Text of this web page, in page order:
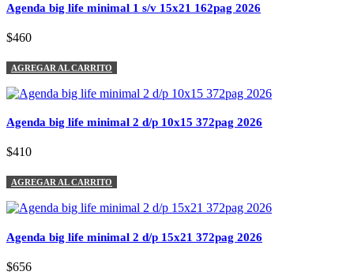
Agenda big life minimal 1 s/v 15x21 162pag 2026
$460
AGREGAR AL CARRITO
Agenda big life minimal 2 d/p 10x15 372pag 2026
$410
AGREGAR AL CARRITO
Agenda big life minimal 2 d/p 15x21 372pag 2026
$656